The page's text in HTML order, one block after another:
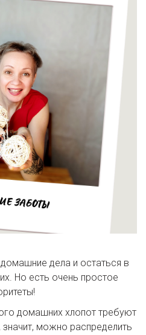
дела и остаться в
Но есть очень простое
домашних хлопот требуют
можно распределить